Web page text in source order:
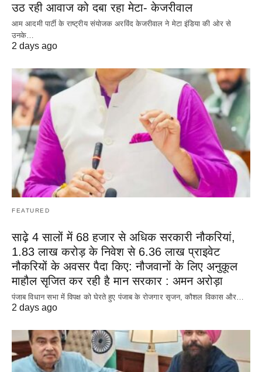
उठ रही आवाज को दबा रहा मेटा- केजरीवाल
आम आदमी पार्टी के राष्ट्रीय संयोजक अरविंद केजरीवाल ने मेटा इंडिया की ओर से
उनके…
2 days ago
FEATURED
साढ़े 4 सालों में 68 हजार से अधिक सरकारी नौकरियां,
1.83 लाख करोड़ के निवेश से 6.36 लाख प्राइवेट
नौकरियों के अवसर पैदा किए: नौजवानों के लिए अनुकूल
माहौल सृजित कर रही है मान सरकार : अमन अरोड़ा
पंजाब विधान सभा में विपक्ष को घेरते हुए पंजाब के रोजगार सृजन, कौशल विकास और…
2 days ago